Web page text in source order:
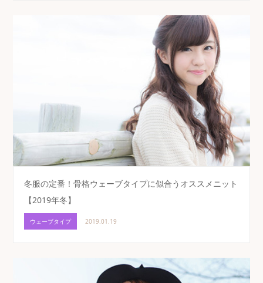
冬服の定番！骨格ウェーブタイプに似合うオススメニット
【2019年冬】
ウェーブタイプ 2019.01.19